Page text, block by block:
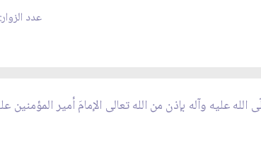
عدد الزوار: 3933
عليه وآله بإذن من الله تعالى الإمامَ أمير المؤمنين